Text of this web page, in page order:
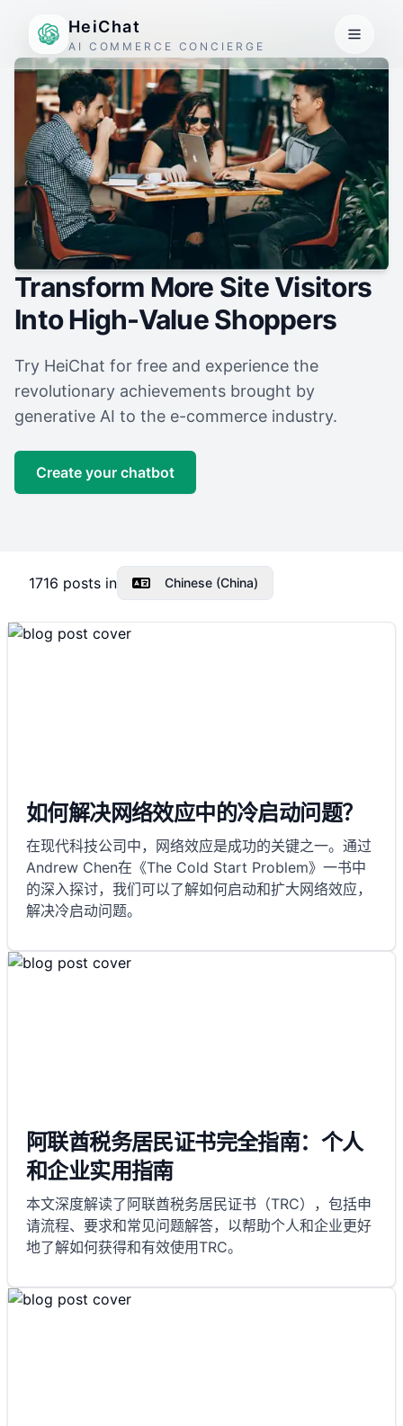
HeiChat
AI COMMERCE CONCIERGE
Transform More Site Visitors
Into High-Value Shoppers
Try HeiChat for free and experience the
revolutionary achievements brought by
generative AI to the e-commerce industry.
Create your chatbot
1716 posts in Chinese (China)
如何解决网络效应中的冷启动问题？
在现代科技公司中，网络效应是成功的关键之一。通过
Andrew Chen在《The Cold Start Problem》一书中
的深入探讨，我们可以了解如何启动和扩大网络效应，
解决冷启动问题。
阿联酋税务居民证书完全指南：个人
和企业实用指南
本文深度解读了阿联酋税务居民证书（TRC），包括申
请流程、要求和常见问题解答，以帮助个人和企业更好
地了解如何获得和有效使用TRC。